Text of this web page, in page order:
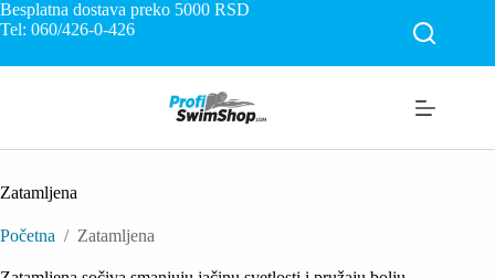
Skip
to
Besplatna dostava preko 5000 RSD
Tel: 060/426-0-426
Zatamljena
Početna / Zatamljena